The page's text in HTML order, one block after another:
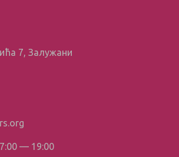
7, Залужани
— 19:00